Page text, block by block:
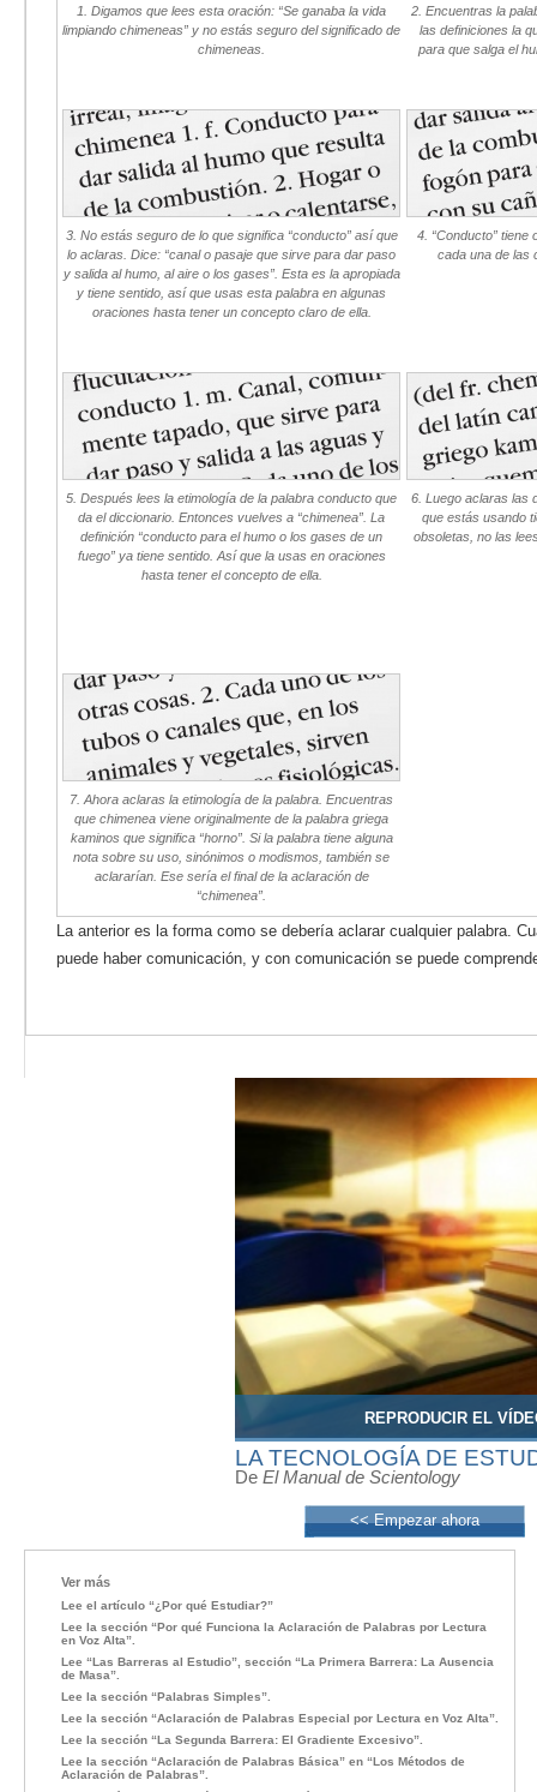
REPRODUCIR EL
LA TECNOLOGÍA DE
De El Manual de Scientology
<< Empezar ahora
1. Digamos que lees esta oración: “Se ganaba la vida
limpiando chimeneas” y no estás seguro del significado de
chimeneas.
2. Encuentras la
las definiciones la
para que salga el
3. No estás seguro de lo que significa “conducto” así que
lo aclaras. Dice: “canal o pasaje que sirve para dar paso
y salida al humo, al aire o los gases”. Esta es la apropiada
y tiene sentido, así que usas esta palabra en algunas
oraciones hasta tener un concepto claro de ella.
4. “Conducto” tiene
cada una de las
5. Después lees la etimología de la palabra conducto que
da el diccionario. Entonces vuelves a “chimenea”. La
definición “conducto para el humo o los gases de un
fuego” ya tiene sentido. Así que la usas en oraciones
hasta tener el concepto de ella.
6. Luego aclaras las
que estás usando
obsoletas, no las
7. Ahora aclaras la etimología de la palabra. Encuentras
que chimenea viene originalmente de la palabra griega
kaminos que significa “horno”. Si la palabra tiene alguna
nota sobre su uso, sinónimos o modismos, también se
aclararían. Ese sería el final de la aclaración de
“chimenea”.
La anterior es la forma como se debería aclarar cualquier palabra.
puede haber comunicación, y con comunicación se puede
Ver más
Lee el artículo “¿Por qué Estudiar?”
Lee la sección “Por qué Funciona la Aclaración de Palabras por Lectura
en Voz Alta”.
Lee “Las Barreras al Estudio”, sección “La Primera Barrera: La Ausencia
de Masa”.
Lee la sección “Palabras Simples”.
Lee la sección “Aclaración de Palabras Especial por Lectura en Voz Alta”.
Lee la sección “La Segunda Barrera: El Gradiente Excesivo”.
Lee la sección “Aclaración de Palabras Básica” en “Los Métodos de
Aclaración de Palabras”.